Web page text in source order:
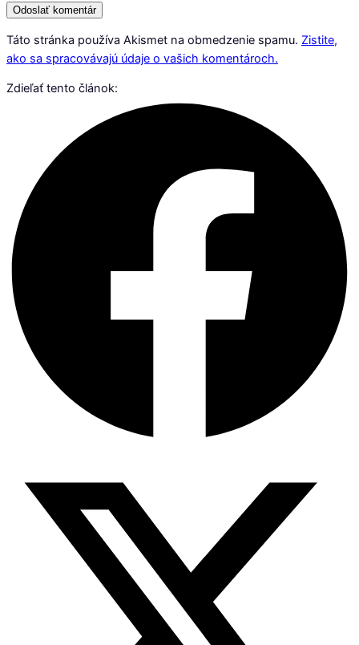
Táto stránka používa Akismet na obmedzenie spamu. Zistite,
ako sa spracovávajú údaje o vašich komentároch.
Zdieľať tento článok: